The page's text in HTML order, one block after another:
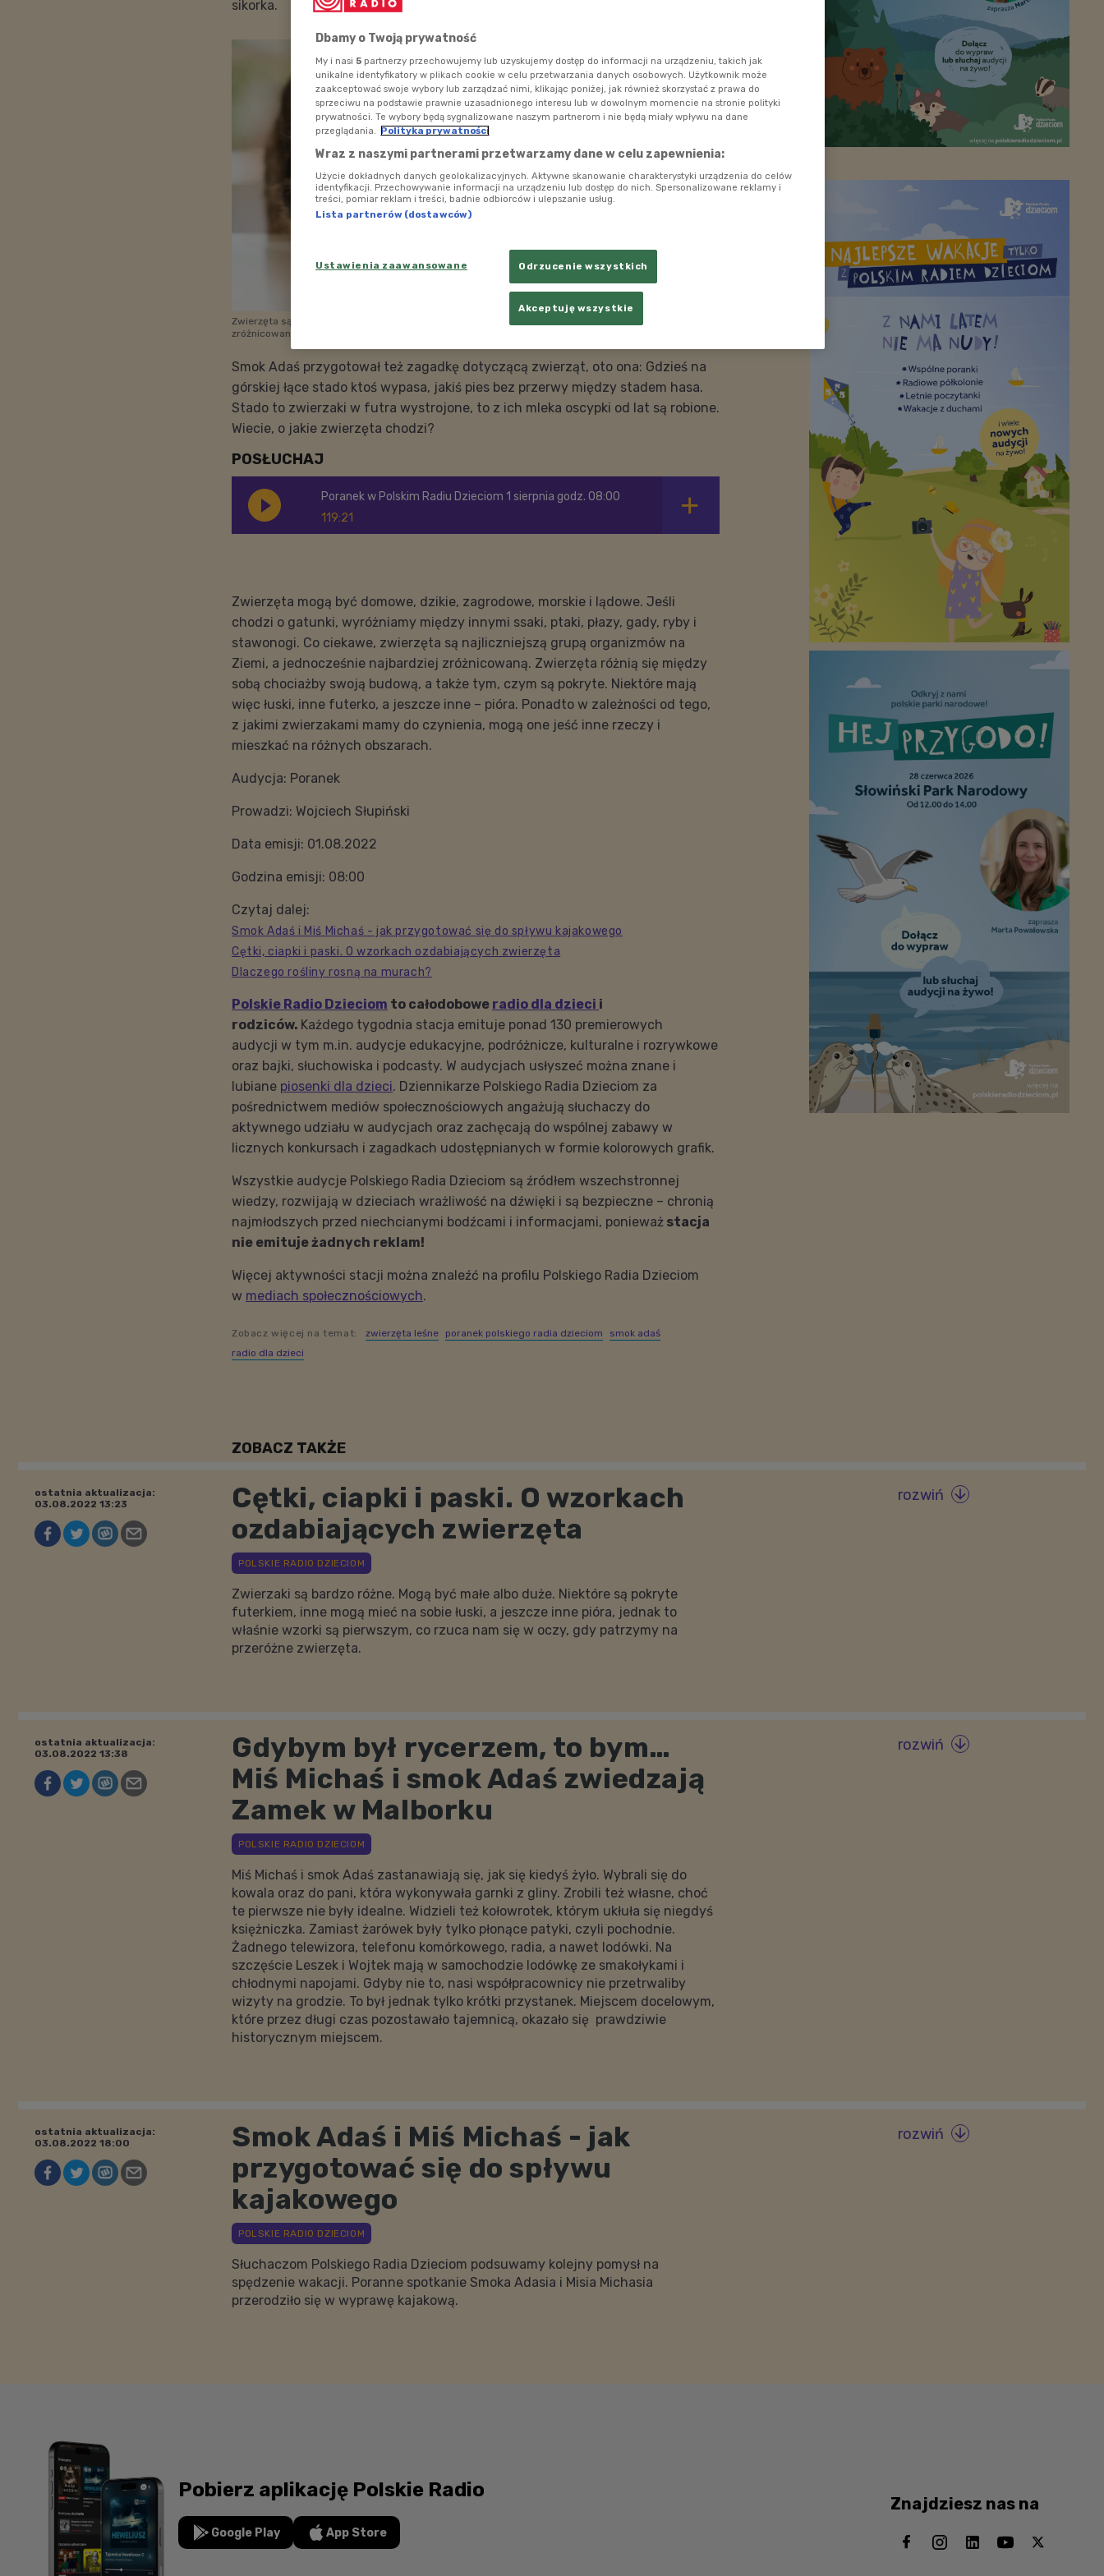
sikorka.
Zwierzęta są najliczniejszą grupą organizmów na Ziemi, a jednocześnie najbardziej
zróżnicowaną.
Smok Adaś przygotował też zagadkę dotyczącą zwierząt, oto ona: Gdzieś na
górskiej łące stado ktoś wypasa, jakiś pies bez przerwy między stadem hasa.
Stado to zwierzaki w futra wystrojone, to z ich mleka oscypki od lat są robione.
Wiecie, o jakie zwierzęta chodzi?
POSŁUCHAJ
119:21
Poranek w Polskim Radiu Dzieciom 1 sierpnia godz. 08:00
Zwierzęta mogą być domowe, dzikie, zagrodowe, morskie i lądowe. Jeśli
chodzi o gatunki, wyróżniamy między innymi ssaki, ptaki, płazy, gady, ryby i
stawonogi. Co ciekawe, zwierzęta są najliczniejszą grupą organizmów na
Ziemi, a jednocześnie najbardziej zróżnicowaną. Zwierzęta różnią się między
sobą chociażby swoją budową, a także tym, czym są pokryte. Niektóre mają
więc łuski, inne futerko, a jeszcze inne – pióra. Ponadto w zależności od tego,
z jakimi zwierzakami mamy do czynienia, mogą one jeść inne rzeczy i
mieszkać na różnych obszarach.
Audycja: Poranek
Prowadzi: Wojciech Słupiński
Data emisji: 01.08.2022
Godzina emisji: 08:00
Czytaj dalej:
Smok Adaś i Miś Michaś - jak przygotować się do spływu kajakowego
Cętki, ciapki i paski. O wzorkach ozdabiających zwierzęta
Dlaczego rośliny rosną na murach?
Polskie Radio Dzieciom to całodobowe radio dla dzieci i
rodziców. Każdego tygodnia stacja emituje ponad 130 premierowych
audycji w tym m.in. audycje edukacyjne, podróżnicze, kulturalne i rozrywkowe
oraz bajki, słuchowiska i podcasty. W audycjach usłyszeć można znane i
lubiane piosenki dla dzieci. Dziennikarze Polskiego Radia Dzieciom za
pośrednictwem mediów społecznościowych angażują słuchaczy do
aktywnego udziału w audycjach oraz zachęcają do wspólnej zabawy w
licznych konkursach i zagadkach udostępnianych w formie kolorowych grafik.
Wszystkie audycje Polskiego Radia Dzieciom są źródłem wszechstronnej
wiedzy, rozwijają w dzieciach wrażliwość na dźwięki i są bezpieczne – chronią
najmłodszych przed niechcianymi bodźcami i informacjami, ponieważ stacja
nie emituje żadnych reklam!
Więcej aktywności stacji można znaleźć na profilu Polskiego Radia Dzieciom
w mediach społecznościowych.
Zobacz więcej na temat: zwierzęta leśne poranek polskiego radia dzieciom
smok adaś
radio dla dzieci
ZOBACZ TAKŻE
Cętki, ciapki i paski. O wzorkach
ozdabiających zwierzęta
ostatnia aktualizacja:
03.08.2022 13:23
Zwierzaki są bardzo różne. Mogą być małe albo duże. Niektóre są pokryte
futerkiem, inne mogą mieć na sobie łuski, a jeszcze inne pióra, jednak to
właśnie wzorki są pierwszym, co rzuca nam się w oczy, gdy patrzymy na
przeróżne zwierzęta.
rozwiń 
Gdybym był rycerzem, to bym…
Miś Michaś i smok Adaś zwiedzają
Zamek w Malborku
ostatnia aktualizacja:
03.08.2022 13:38
Miś Michaś i smok Adaś zastanawiają się, jak się kiedyś żyło. Wybrali się do
kowala oraz do pani, która wykonywała garnki z gliny. Zrobili też własne, choć
te pierwsze nie były idealne. Widzieli też kołowrotek, którym ukłuła się niegdyś
księżniczka. Zamiast żarówek były tylko płonące patyki, czyli pochodnie.
Żadnego telewizora, telefonu komórkowego, radia, a nawet lodówki. Na
szczęście Leszek i Wojtek mają w samochodzie lodówkę ze smakołykami i
chłodnymi napojami. Gdyby nie to, nasi współpracownicy nie przetrwaliby
wizyty na grodzie. To był jednak tylko krótki przystanek. Miejscem docelowym,
które przez długi czas pozostawało tajemnicą, okazało się prawdziwie
historycznym miejscem.
rozwiń 
Smok Adaś i Miś Michaś - jak
przygotować się do spływu
kajakowego
ostatnia aktualizacja:
03.08.2022 18:00
Słuchaczom Polskiego Radia Dzieciom podsuwamy kolejny pomysł na
spędzenie wakacji. Poranne spotkanie Smoka Adasia i Misia Michasia
przerodziło się w wyprawę kajakową.
rozwiń 
Pobierz aplikację Polskie Radio
Google Play App Store
Znajdziesz nas na
Dbamy o Twoją prywatność
My i nasi 5 partnerzy przechowujemy lub uzyskujemy dostęp do informacji na urządzeniu, takich jak
unikalne identyfikatory w plikach cookie w celu przetwarzania danych osobowych. Użytkownik może
zaakceptować swoje wybory lub zarządzać nimi, klikając poniżej, jak również skorzystać z prawa do
sprzeciwu na podstawie prawnie uzasadnionego interesu lub w dowolnym momencie na stronie polityki
prywatności. Te wybory będą sygnalizowane naszym partnerom i nie będą miały wpływu na dane
przeglądania.
Polityka prywatności
Wraz z naszymi partnerami przetwarzamy dane w celu zapewnienia:
Użycie dokładnych danych geolokalizacyjnych. Aktywne skanowanie charakterystyki urządzenia do celów
identyfikacji. Przechowywanie informacji na urządzeniu lub dostęp do nich. Spersonalizowane reklamy i
treści, pomiar reklam i treści, badnie odbiorców i ulepszanie usług.
Lista partnerów (dostawców)
Ustawienia zaawansowane Odrzucenie wszystkich
Akceptuję wszystkie